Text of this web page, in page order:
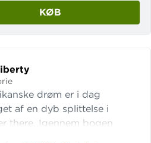
KØB
drøm er i dag
af en dyb splittelse i
there. Igennem bogen